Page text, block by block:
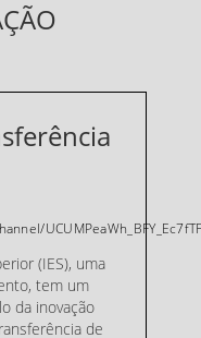
(IES), uma
tem um
da inovação
de